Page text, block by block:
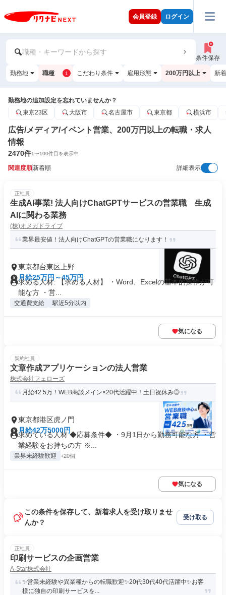
会員登録 ログイン
職種・キーワードから探す
条件保存
勤務地 職種 1 こだわり条件 雇用形態 200万円以上 新
勤務地の追加設定を忘れていませんか？
東京23区
大阪市 名古屋市 東京都 横浜市
広告/メディア/イベント営業、200万円以上の転職・求人
情報
2470件1〜100件目を表示中
関連度順新着順 詳細表示
正社員
生成AI事業! 法人向けChatGPTサービスの営業職 生成
AIに関わる業務
(株)オメガドライブ
業界最安値！法人向けChatGPTの営業職になります！
東京都台東区上野
月給25万円～45万円
求める人材: 【求める人材】 ・Word、Excelの基本的操作が可
能な方 ・営...
交通費支給 駅近5分以内
気になる
契約社員
文章作成アプリケーションの法人営業
株式会社フェローズ
月給42.5万！WEB商談メイン×20代活躍中！土日祝休み◎
東京都港区虎ノ門
月給42万5000円
求めている人材 ◆応募条件◆ ・9月1日から勤務可能な方 ・営
業経験をお持ちの方 ※...
業界未経験歓迎 +20個
気になる
この条件を保存して、新着求人を受け取りませ
んか？
受け取る
正社員
印刷サービスの企画営業
A-Star株式会社
✨営業未経験や異業種からの転職歓迎✨20代30代40代活躍中✨お客
様に独自の印刷サービスを...